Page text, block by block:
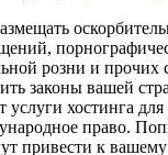
розни и прочих
законы вашей
услуги хостинга
право.
привести к